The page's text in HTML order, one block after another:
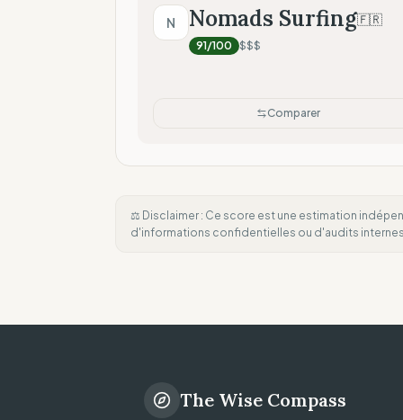
N Nomads Surfing🇫🇷
91/100 $$$
Comparer
⚖️ Disclaimer : Ce score est une estimation
d'informations confidentielles ou d'audits
The Wise Compass